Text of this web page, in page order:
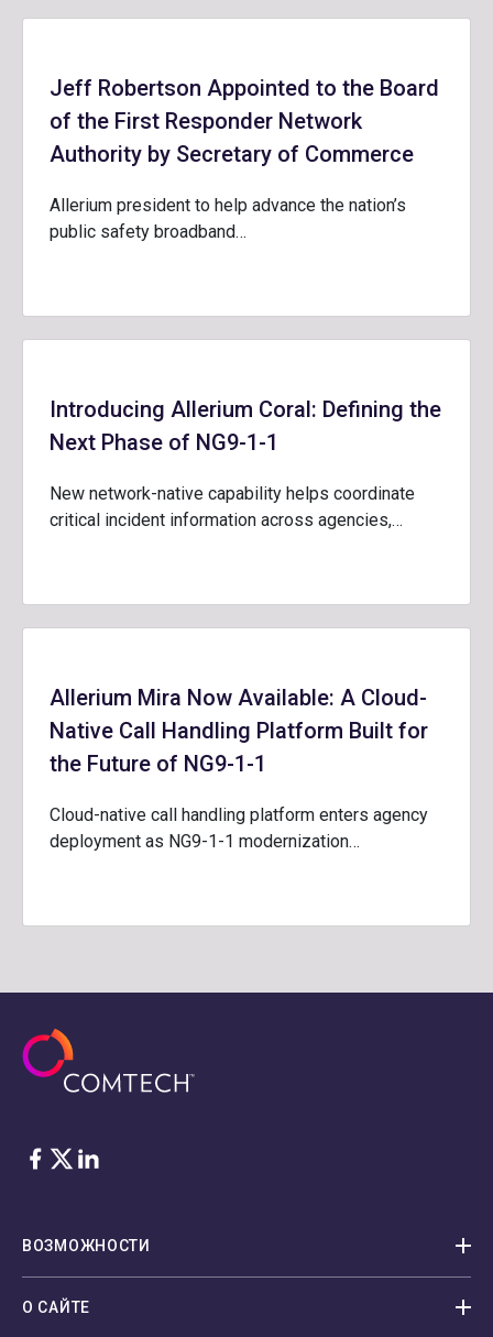
Jeff Robertson Appointed to the Board
of the First Responder Network
Authority by Secretary of Commerce
Allerium president to help advance the nation’s
public safety broadband…
Introducing Allerium Coral: Defining the
Next Phase of NG9-1-1
New network-native capability helps coordinate
critical incident information across agencies,…
Allerium Mira Now Available: A Cloud-
Native Call Handling Platform Built for
the Future of NG9-1-1
Cloud-native call handling platform enters agency
deployment as NG9-1-1 modernization…
Facebook
Twitter
LinkedIn
ВОЗМОЖНОСТИ
О САЙТЕ